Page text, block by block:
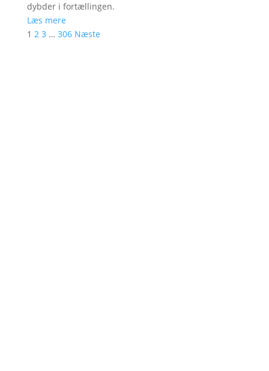
dybder i fortællingen.
Læs mere
1 2 3 … 306 Næste